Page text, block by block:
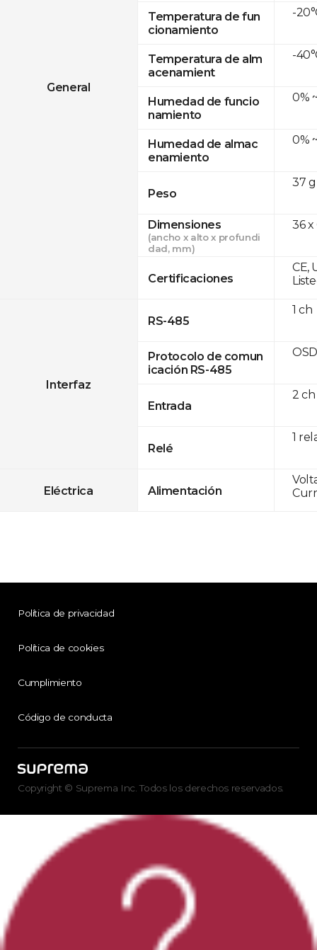
General
Temperatura de fun
cionamiento
Temperatura de alm
acenamient
Humedad de funcio
namiento
Humedad de almac
enamiento
Peso
Dimensiones
(ancho x alto x profundi
dad, mm)
Certificaciones
Interfaz
RS-485
Protocolo de comun
icación RS-485
Entrada
Relé
Eléctrica Alimentación
-
-
0%
0%
37 g
36 x
CE,
1 ch
2 ch
1
Política de privacidad
Política de cookies
Cumplimiento
Código de conducta
Copyright © Suprema Inc. Todos los derechos reservados.